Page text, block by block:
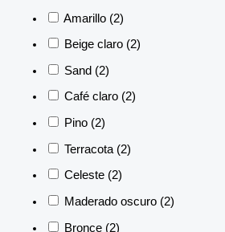
Amarillo (2)
Beige claro (2)
Sand (2)
Café claro (2)
Pino (2)
Terracota (2)
Celeste (2)
Maderado oscuro (2)
Bronce (2)